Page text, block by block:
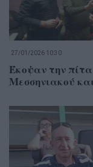
27/01/2026 10:30
Έκοψαν την
Μεσσηνιακού